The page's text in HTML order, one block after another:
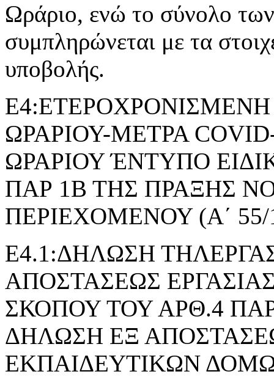
Ωράριο, ενώ το σύνολο
συμπληρώνεται με τα
υποβολής.
ΩΡΑΡΙΟΥ-ΜΕΤΡΑ
ΩΡΑΡΙΟΥ ΈΝΤΥΠΟ
ΠΑΡ 1Β ΤΗΣ ΠΡΑΞΗΣ
ΠΕΡΙΕΧΟΜΕΝΟΥ (Α΄ 55/
Ε4.1:ΔΗΛΩΣΗ
ΑΠΟΣΤΑΣΕΩΣ
ΣΚΟΠΟΥ ΤΟΥ ΑΡΘ.4
ΔΗΛΩΣΗ ΕΞ
ΕΚΠΑΙΔΕΥΤΙΚΩΝ